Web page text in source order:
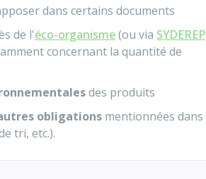
dans certains documents
de l'éco-organisme(ou via SYDEREP
concernant la quantité de
des produits
obligations mentionnées dans
tri, etc.).